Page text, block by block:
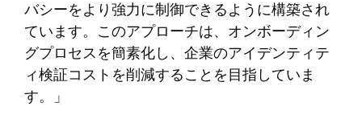
バシーをより強力に制御できるように構築され
ています。このアプローチは、オンボーディン
グプロセスを簡素化し、企業のアイデンティテ
ィ検証コストを削減することを目指していま
す。」